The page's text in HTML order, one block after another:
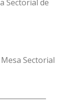
Sectorial de
Sectorial